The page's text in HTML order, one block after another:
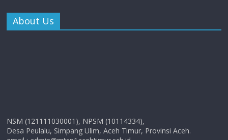
About Us
NSM (121111030001), NPSM (10114334),
Desa Peulalu, Simpang Ulim, Aceh Timur, Provinsi Aceh.